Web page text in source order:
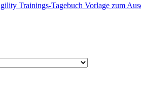
Vorlage zum